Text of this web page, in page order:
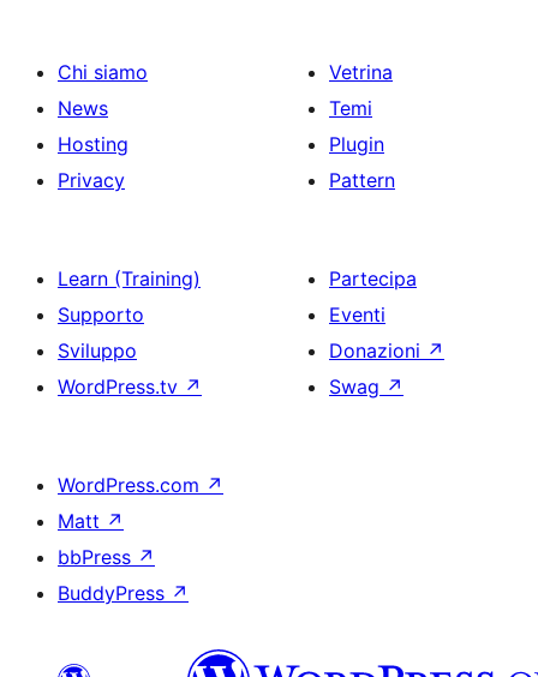
Chi siamo
News
Hosting
Privacy
Vetrina
Temi
Plugin
Pattern
Learn (Training)
Supporto
Sviluppo
WordPress.tv ↗
Partecipa
Eventi
Donazioni ↗
Swag ↗
WordPress.com ↗
Matt ↗
bbPress ↗
BuddyPress ↗